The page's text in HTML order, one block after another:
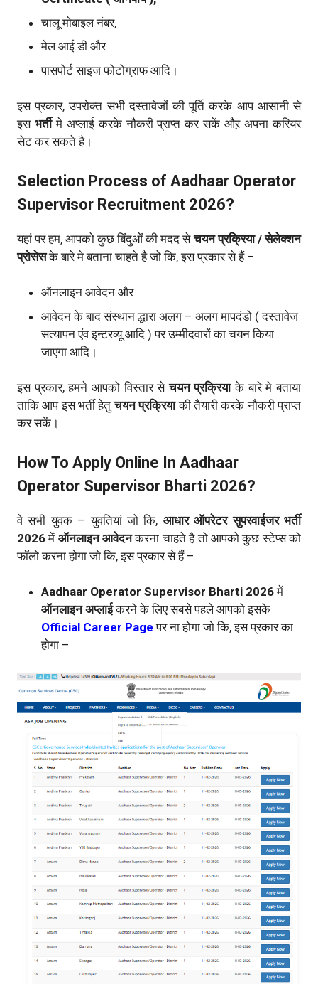
चालू मोबाइल नंबर,
मेल आई.डी और
पासपोर्ट साइज फोटोग्राफ आदि।
इस प्रकार, उपरोक्त सभी दस्तावेजों की पूर्ति करके आप आसानी से
इसभर्तीमे अप्लाई करके नौकरी प्राप्त कर सकें औऱ अपना करियर
सेट कर सकते है।
Selection Process of Aadhaar Operator
Supervisor Recruitment 2026?
यहां पर हम, आपको कुछ बिंदुओं की मदद सेचयन प्रक्रिया / सेलेक्शन
प्रोसेसके बारे मे बताना चाहते है जो कि, इस प्रकार से हैं –
ऑनलाइन आवेदन और
आवेदन के बाद संस्थान द्धारा अलग – अलग मापदंडो ( दस्तावेज
सत्यापन एंव इन्टरव्यू आदि ) पर उम्मीदवारों का चयन किया
जाएगा आदि।
इस प्रकार, हमने आपको विस्तार सेचयन प्रक्रियाके बारे मे बताया
ताकि आप इस भर्ती हेतुचयन प्रक्रियाकी तैयारी करके नौकरी प्राप्त
कर सकें।
How To Apply Online In Aadhaar
Operator Supervisor Bharti 2026?
वे सभी युवक – युवतियां जो कि, आधार ऑपरेटर सुपरवाईजर भर्ती
2026में ऑनलाइन आवेदनकरना चाहते है तो आपको कुछ स्टेप्स को
फॉलो करना होगा जो कि, इस प्रकार से हैं –
Aadhaar Operator Supervisor Bharti 2026में
ऑनलाइन अप्लाईकरने के लिए सबसे पहले आपको इसके
Official Career Page पर ना होगा जो कि, इस प्रकार का
होगा –